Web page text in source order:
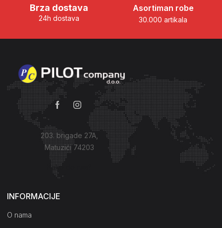
Brza dostava
24h dostava
Asortiman robe
30.000 artikala
203. brigade 27A,
Matuzići 74203
Kako do nas?
INFORMACIJE
O nama